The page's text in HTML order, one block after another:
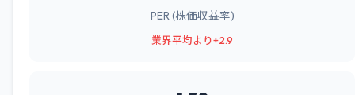
PER (株価収益率)
業界平均より+2.9